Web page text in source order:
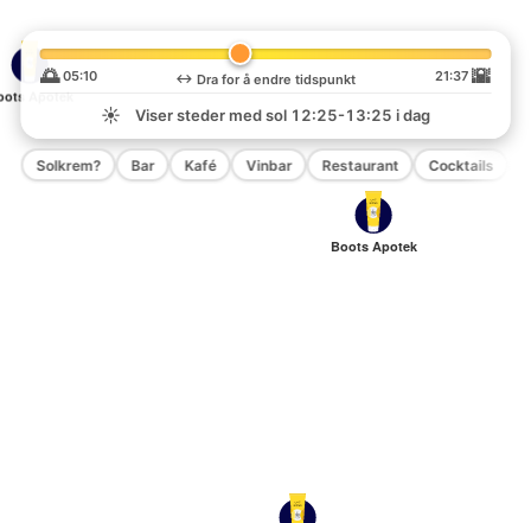
Boots Apotek
Apotek
🌅 05:10 ↔️ Dra for å endre tidspunkt 21:37 🌇
☀️
Viser steder med sol 12:25-13:25 i dag
Solkrem? Bar Kafé Vinbar Restaurant Cocktails